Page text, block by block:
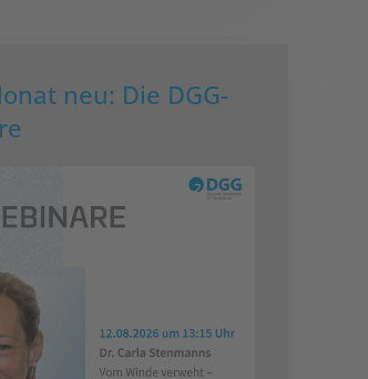
neu: Die DGG-